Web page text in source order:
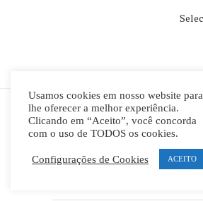
LEIA
Usamos cookies em nosso website para
lhe oferecer a melhor experiência.
Clicando em “Aceito”, você concorda
com o uso de TODOS os cookies.
Configurações de Cookies ACEITO